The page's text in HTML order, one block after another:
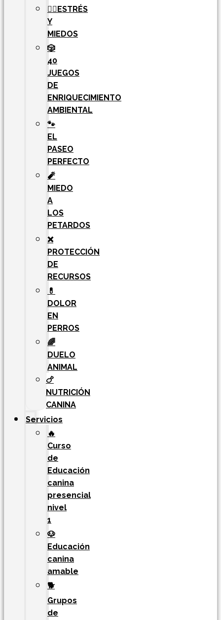
🧘‍♀️ESTRÉS
Y
MIEDOS
🎲
40
JUEGOS
DE
ENRIQUECIMIENTO
AMBIENTAL
🐾
EL
PASEO
PERFECTO
🧨
MIEDO
A
LOS
PETARDOS
❌
PROTECCIÓN
DE
RECURSOS
💊
DOLOR
EN
PERROS
🌈
DUELO
ANIMAL
🍗
NUTRICIÓN
CANINA
Servicios
🔥
Curso
de
Educación
canina
presencial
nivel
1
🐶
Educación
canina
amable
🐕
Grupos
de